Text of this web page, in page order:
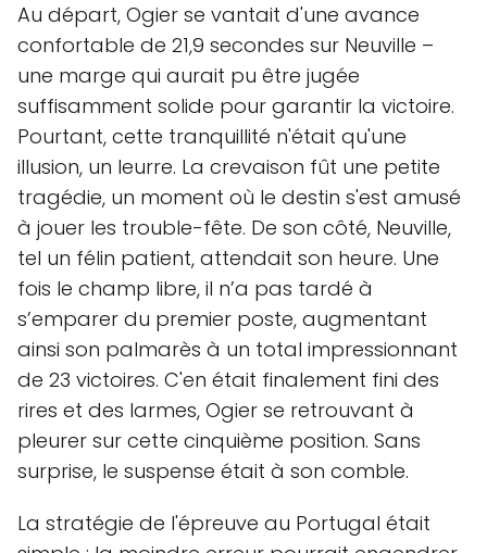
Au départ, Ogier se vantait d'une avance
confortable de 21,9 secondes sur Neuville –
une marge qui aurait pu être jugée
suffisamment solide pour garantir la victoire.
Pourtant, cette tranquillité n'était qu'une
illusion, un leurre. La crevaison fût une petite
tragédie, un moment où le destin s'est amusé
à jouer les trouble-fête. De son côté, Neuville,
tel un félin patient, attendait son heure. Une
fois le champ libre, il n’a pas tardé à
s’emparer du premier poste, augmentant
ainsi son palmarès à un total impressionnant
de 23 victoires. C'en était finalement fini des
rires et des larmes, Ogier se retrouvant à
pleurer sur cette cinquième position. Sans
surprise, le suspense était à son comble.
La stratégie de l'épreuve au Portugal était